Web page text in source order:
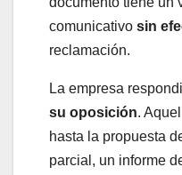
comunicativo sin
reclamación.
La empresa
su oposición.
hasta la propuesta
parcial, un informe